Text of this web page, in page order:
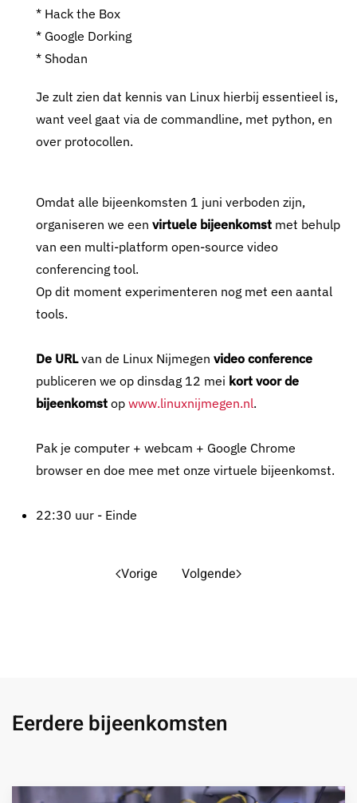
* Hack the Box
* Google Dorking
* Shodan
Je zult zien dat kennis van Linux hierbij essentieel is,
want veel gaat via de commandline, met python, en
over protocollen.
Omdat alle bijeenkomsten 1 juni verboden zijn,
organiseren we een virtuele bijeenkomst met behulp
van een multi-platform open-source video
conferencing tool.
Op dit moment experimenteren nog met een aantal
tools.
De URLvan de Linux Nijmegen video conference
publiceren we op dinsdag 12 mei kort voor de
bijeenkomst op www.linuxnijmegen.nl.
Pak je computer + webcam + Google Chrome
browser en doe mee met onze virtuele bijeenkomst.
22:30 uur - Einde
Vorige Volgende
Eerdere bijeenkomsten